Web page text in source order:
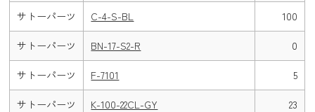
サトーパーツ C-4-S-BL 100
サトーパーツ BN-17-S2-R 0
サトーパーツ F-7101 5
サトーパーツ K-100-22CL-GY 23